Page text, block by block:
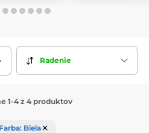
Radenie
1-4 z 4 produktov
Farba: Biela